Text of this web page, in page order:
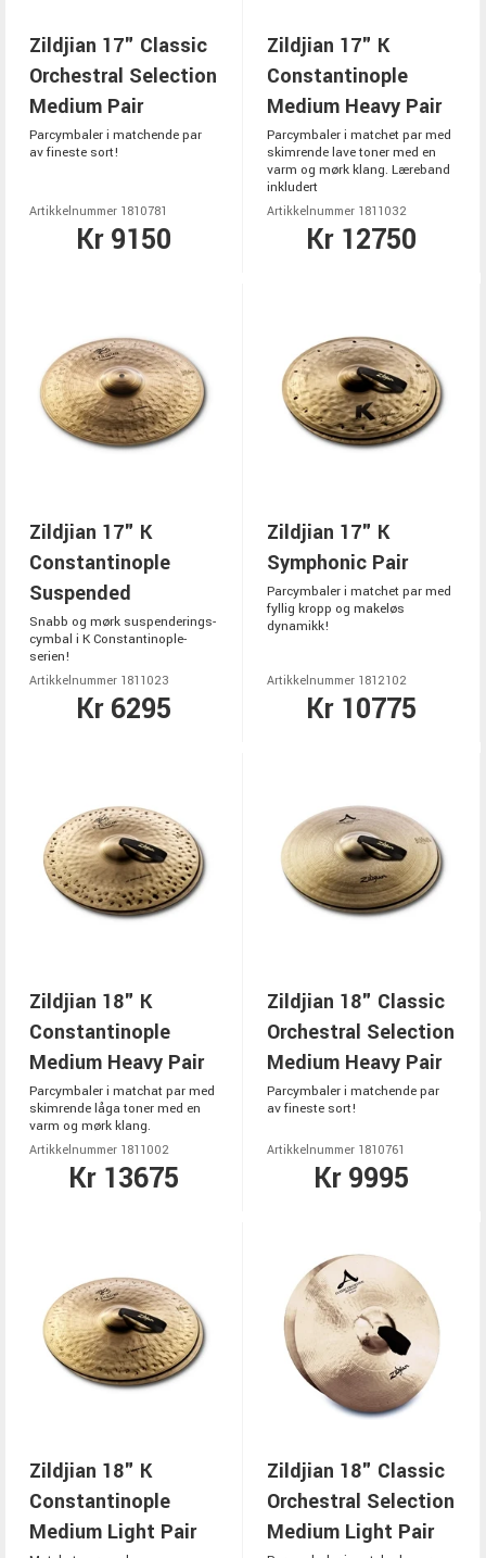
Zildjian 17" Classic
Orchestral Selection
Medium Pair
Parcymbaler i matchende par
av fineste sort!
Artikkelnummer 1810781
Kr 9150
Zildjian 17" K
Constantinople
Medium Heavy Pair
Parcymbaler i matchet par med
skimrende lave toner med en
varm og mørk klang. Læreband
inkludert
Artikkelnummer 1811032
Kr 12750
Zildjian 17" K
Constantinople
Suspended
Snabb og mørk suspenderings-
cymbal i K Constantinople-
serien!
Artikkelnummer 1811023
Kr 6295
Zildjian 17" K
Symphonic Pair
Parcymbaler i matchet par med
fyllig kropp og makeløs
dynamikk!
Artikkelnummer 1812102
Kr 10775
Zildjian 18" K
Constantinople
Medium Heavy Pair
Parcymbaler i matchat par med
skimrende låga toner med en
varm og mørk klang.
Artikkelnummer 1811002
Kr 13675
Zildjian 18" Classic
Orchestral Selection
Medium Heavy Pair
Parcymbaler i matchende par
av fineste sort!
Artikkelnummer 1810761
Kr 9995
Zildjian 18" K
Constantinople
Medium Light Pair
Zildjian 18" Classic
Orchestral Selection
Medium Light Pair